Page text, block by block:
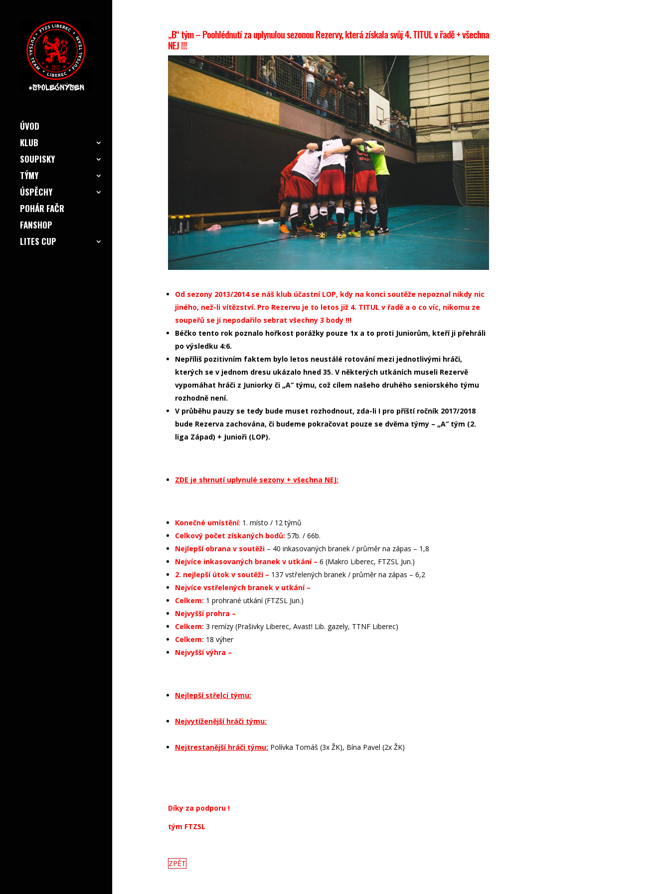
ÚVOD
KLUB
SOUPISKY
TÝMY
ÚSPĚCHY
POHÁR FAČR
FANSHOP
LITES CUP
„B“ tým – Poohlédnutí za uplynulou sezonou Rezervy, která získala svůj 4. TITUL v řadě + všechna
NEJ !!!
Od sezony 2013/2014 se náš klub účastní LOP, kdy na konci soutěže nepoznal nikdy nic
jiného, než-li vítězství. Pro Rezervu je to letos již 4. TITUL v řadě a o co víc, nikomu ze
soupeřů se ji nepodařilo sebrat všechny 3 body !!!
Béčko tento rok poznalo hořkost porážky pouze 1x a to proti Juniorům, kteří ji přehráli
po výsledku 4:6.
Nepříliš pozitivním faktem bylo letos neustálé rotování mezi jednotlivými hráči,
kterých se v jednom dresu ukázalo hned 35. V některých utkáních museli Rezervě
vypomáhat hráči z Juniorky či „A“ týmu, což cílem našeho druhého seniorského týmu
rozhodně není.
V průběhu pauzy se tedy bude muset rozhodnout, zda-li I pro příští ročník 2017/2018
bude Rezerva zachována, či budeme pokračovat pouze se dvěma týmy – „A“ tým (2.
liga Západ) + Junioři (LOP).
ZDE je shrnutí uplynulé sezony + všechna NEJ:
Konečné umístění: 1. místo / 12 týmů
Celkový počet získaných bodů: 57b. / 66b.
Nejlepší obrana v soutěži – 40 inkasovaných branek / průměr na zápas – 1,8
Nejvíce inkasovaných branek v utkání – 6 (Makro Liberec, FTZSL Jun.)
2. nejlepší útok v soutěži – 137 vstřelených branek / průměr na zápas – 6,2
Nejvíce vstřelených branek v utkání –
Celkem: 1 prohrané utkání (FTZSL Jun.)
Nejvyšší prohra –
Celkem: 3 remízy (Prašivky Liberec, Avast! Lib. gazely, TTNF Liberec)
Celkem: 18 výher
Nejvyšší výhra –
Nejlepší střelci týmu:
Nejvytíženější hráči týmu:
Nejtrestanější hráči týmu: Polívka Tomáš (3x ŽK), Bína Pavel (2x ŽK)
Díky za podporu !
tým FTZSL
ZPĚT